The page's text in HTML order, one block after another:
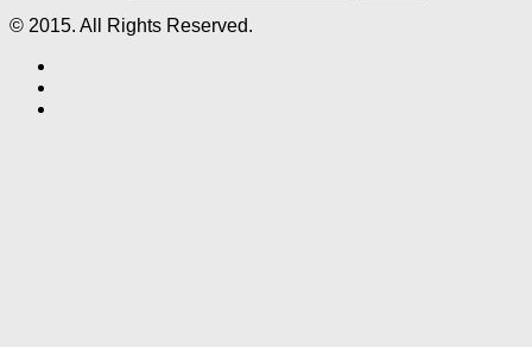
© 2015. All Rights Reserved.